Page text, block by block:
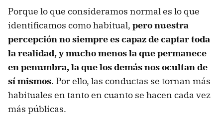
Porque lo que consideramos normal es lo que
identificamos como habitual, pero nuestra
percepción no siempre es capaz de captar toda
la realidad, y mucho menos la que permanece
en penumbra, la que los demás nos ocultan de
sí mismos. Por ello, las conductas se tornan más
habituales en tanto en cuanto se hacen cada vez
más públicas.